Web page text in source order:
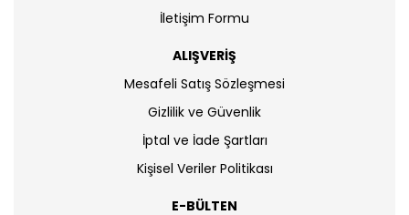
İletişim Formu
ALIŞVERİŞ
Mesafeli Satış Sözleşmesi
Gizlilik ve Güvenlik
İptal ve İade Şartları
Kişisel Veriler Politikası
E-BÜLTEN